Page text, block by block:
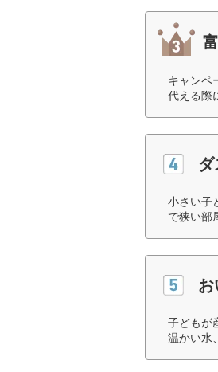
キャンペ
代える際
小さい子
で狭い部
お
子どもが
温かい水